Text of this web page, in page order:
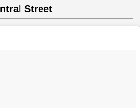
Street